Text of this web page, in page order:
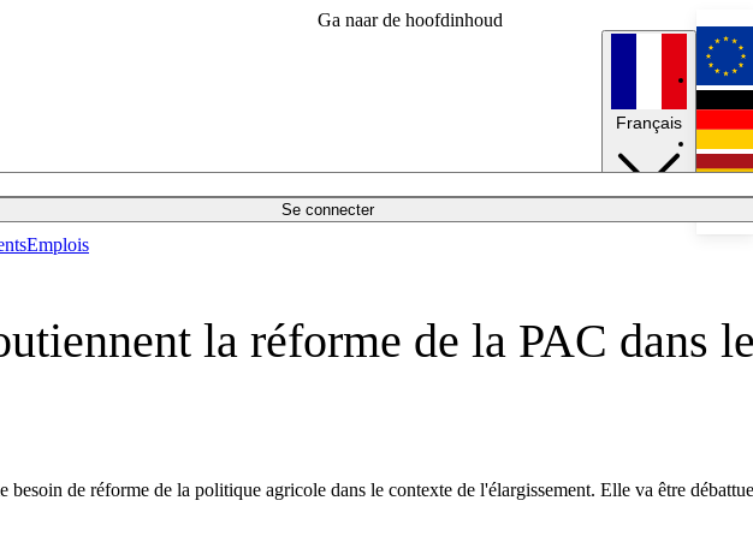
Ga naar de hoofdinhoud
Se connecter
Emplois
Français
la réforme de la PAC dans
de réforme de la politique agricole dans le contexte de l'élargissement. Elle va être